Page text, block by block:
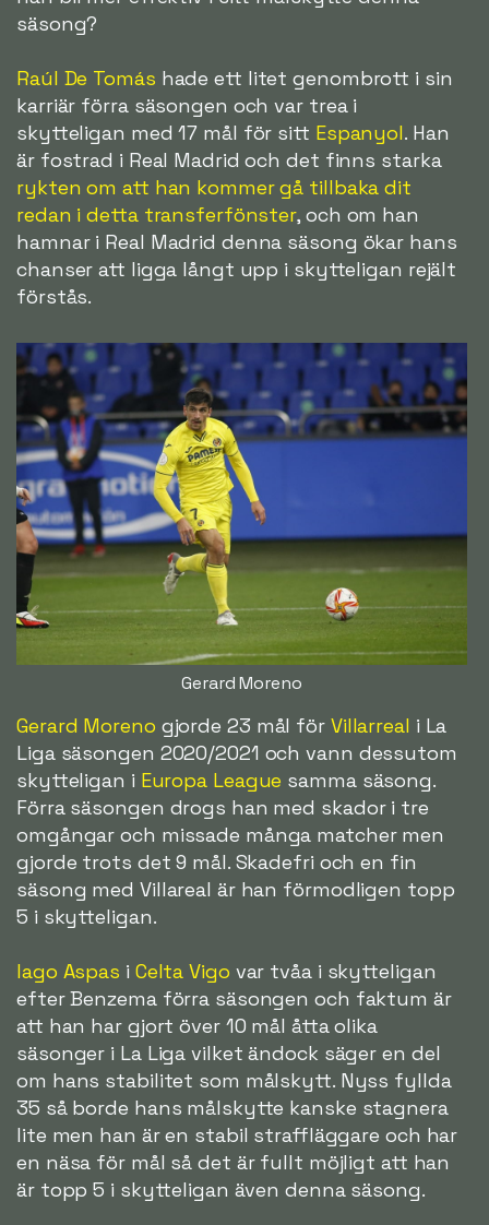
säsong?
Raúl De Tomás hade ett litet genombrott i sin
karriär förra säsongen och var trea i
skytteligan med 17 mål för sitt Espanyol. Han
är fostrad i Real Madrid och det finns starka
rykten om att han kommer gå tillbaka dit
redan i detta transferfönster, och om han
hamnar i Real Madrid denna säsong ökar hans
chanser att ligga långt upp i skytteligan rejält
förstås.
Gerard Moreno
Gerard Moreno gjorde 23 mål för Villarreal i La
Liga säsongen 2020/2021 och vann dessutom
skytteligan i Europa League samma säsong.
Förra säsongen drogs han med skador i tre
omgångar och missade många matcher men
gjorde trots det 9 mål. Skadefri och en fin
säsong med Villareal är han förmodligen topp
5 i skytteligan.
Iago Aspas i Celta Vigo var tvåa i skytteligan
efter Benzema förra säsongen och faktum är
att han har gjort över 10 mål åtta olika
säsonger i La Liga vilket ändock säger en del
om hans stabilitet som målskytt. Nyss fyllda
35 så borde hans målskytte kanske stagnera
lite men han är en stabil straffläggare och har
en näsa för mål så det är fullt möjligt att han
är topp 5 i skytteligan även denna säsong.